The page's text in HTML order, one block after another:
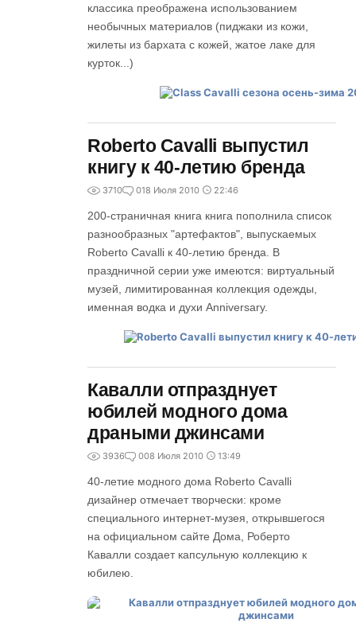
классика преображена использованием
необычных материалов (пиджаки из кожи,
жилеты из бархата с кожей, жатое лаке для
курток...)
Roberto Cavalli выпустил
книгу к 40-летию бренда
3710 018 Июля 2010 22:46
200-страничная книга книга пополнила список
разнообразных "артефактов", выпускаемых
Roberto Cavalli к 40-летию бренда. В
праздничной серии уже имеются: виртуальный
музей, лимитированная коллекция одежды,
именная водка и духи Anniversary.
Кавалли отпразднует
юбилей модного дома
драными джинсами
3936 008 Июля 2010 13:49
40-летие модного дома Roberto Cavalli
дизайнер отмечает творчески: кроме
специального интернет-музея, открывшегося
на официальном сайте Дома, Роберто
Кавалли создает капсульную коллекцию к
юбилею.